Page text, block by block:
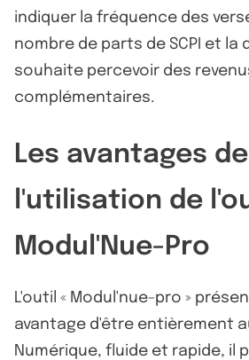
indiquer la fréquence des
nombre de parts de SCPI et la
souhaite percevoir des
complémentaires.
Les avantages de
l'utilisation de
Modul'Nue-Pro
L'outil « Modul'nue-pro »
avantage d'être entièrement
Numérique, fluide et rapide, il